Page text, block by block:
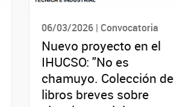
06/03/2026 | Convocatoria
Nuevo proyecto en el
IHUCSO: "No es
chamuyo. Colección de
libros breves sobre